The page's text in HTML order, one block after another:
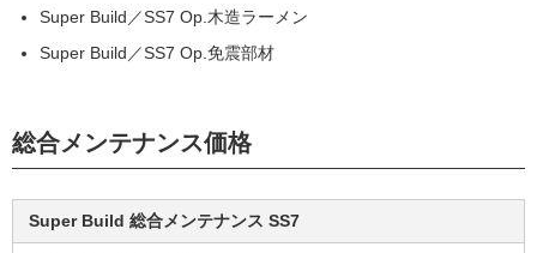
Super Build／SS7 Op.木造ラーメン
Super Build／SS7 Op.免震部材
総合メンテナンス価格
Super Build 総合メンテナンス SS7